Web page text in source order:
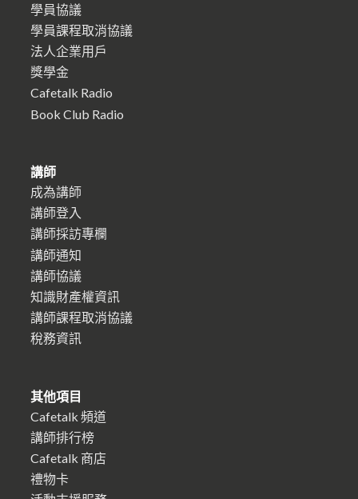
學員協議
學員課程取消協議
法人企業用戶
獎學金
Cafetalk Radio
Book Club Radio
講師
成為講師
講師登入
講師採訪專欄
講師通知
講師協議
知識財產權資訊
講師課程取消協議
稅務資訊
其他項目
Cafetalk 頻道
講師排行榜
Cafetalk 商店
禮物卡